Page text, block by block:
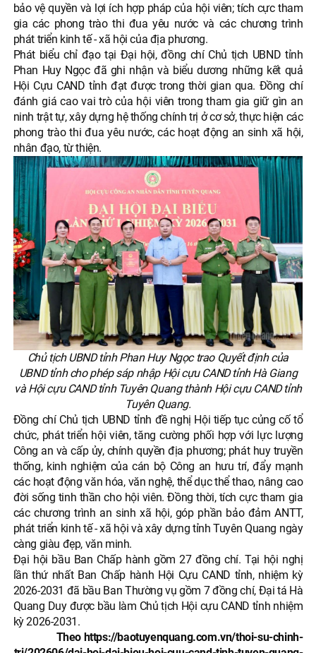
bảo vệ quyền và lợi ích hợp pháp của hội viên; tích cực tham
gia các phong trào thi đua yêu nước và các chương trình
phát triển kinh tế - xã hội của địa phương.
Phát biểu chỉ đạo tại Đại hội, đồng chí Chủ tịch UBND tỉnh
Phan Huy Ngọc đã ghi nhận và biểu dương những kết quả
Hội Cựu CAND tỉnh đạt được trong thời gian qua. Đồng chí
đánh giá cao vai trò của hội viên trong tham gia giữ gìn an
ninh trật tự, xây dựng hệ thống chính trị ở cơ sở, thực hiện các
phong trào thi đua yêu nước, các hoạt động an sinh xã hội,
nhân đạo, từ thiện.
Chủ tịch UBND tỉnh Phan Huy Ngọc trao Quyết định của
UBND tỉnh cho phép sáp nhập Hội cựu CAND tỉnh Hà Giang
và Hội cựu CAND tỉnh Tuyên Quang thành Hội cựu CAND tỉnh
Tuyên Quang.
Đồng chí Chủ tịch UBND tỉnh đề nghị Hội tiếp tục củng cố tổ
chức, phát triển hội viên, tăng cường phối hợp với lực lượng
Công an và cấp ủy, chính quyền địa phương; phát huy truyền
thống, kinh nghiệm của cán bộ Công an hưu trí, đẩy mạnh
các hoạt động văn hóa, văn nghệ, thể dục thể thao, nâng cao
đời sống tinh thần cho hội viên. Đồng thời, tích cực tham gia
các chương trình an sinh xã hội, góp phần bảo đảm ANTT,
phát triển kinh tế - xã hội và xây dựng tỉnh Tuyên Quang ngày
càng giàu đẹp, văn minh.
Đại hội bầu Ban Chấp hành gồm 27 đồng chí. Tại hội nghị
lần thứ nhất Ban Chấp hành Hội Cựu CAND tỉnh, nhiệm kỳ
2026-2031 đã bầu Ban Thường vụ gồm 7 đồng chí, Đại tá Hà
Quang Duy được bầu làm Chủ tịch Hội cựu CAND tỉnh nhiệm
kỳ 2026-2031.
Theo https://baotuyenquang.com.vn/thoi-su-chinh-